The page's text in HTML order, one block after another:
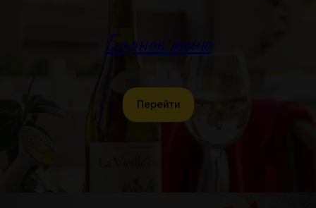
Барное меню
Перейти